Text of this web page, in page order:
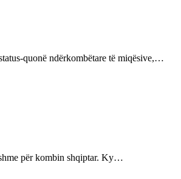
quonë ndërkombëtare të miqësive,…
për kombin shqiptar. Ky…